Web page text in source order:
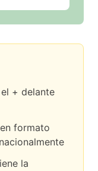
+ delante
formato
la